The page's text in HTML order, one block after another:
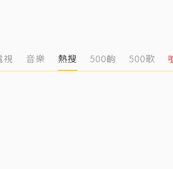
視 音樂 熱搜 500齣 500歌